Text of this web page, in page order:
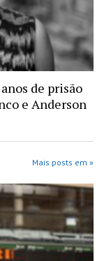
de prisão
e Anderson
Mais posts em »